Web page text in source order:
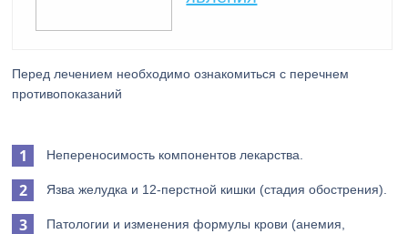
Перед лечением необходимо ознакомиться с перечнем
противопоказаний
Непереносимость компонентов лекарства.
Язва желудка и 12-перстной кишки (стадия обострения).
Патологии и изменения формулы крови (анемия,